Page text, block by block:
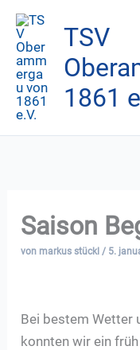
Zum
Inhalt
springen
TSV
1861
Saison
von markus stückl / 5.
Bei bestem Wetter
konnten wir ein